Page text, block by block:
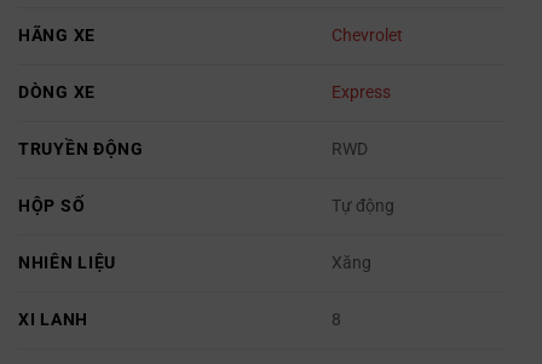
HÃNG XE Chevrolet
DÒNG XE Express
TRUYỀN ĐỘNG RWD
HỘP SỐ Tự động
NHIÊN LIỆU Xăng
XI LANH 8